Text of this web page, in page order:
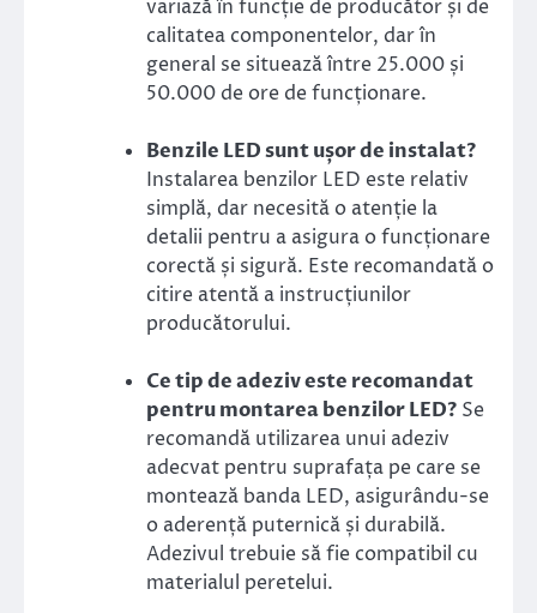
variază în funcție de producător și de
calitatea componentelor, dar în
general se situează între 25.000 și
50.000 de ore de funcționare.
Benzile LED sunt ușor de instalat?
Instalarea benzilor LED este relativ
simplă, dar necesită o atenție la
detalii pentru a asigura o funcționare
corectă și sigură. Este recomandată o
citire atentă a instrucțiunilor
producătorului.
Ce tip de adeziv este recomandat
pentru montarea benzilor LED? Se
recomandă utilizarea unui adeziv
adecvat pentru suprafața pe care se
montează banda LED, asigurându-se
o aderență puternică și durabilă.
Adezivul trebuie să fie compatibil cu
materialul peretelui.